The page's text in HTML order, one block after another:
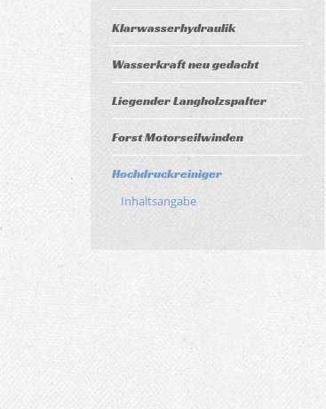
Klarwasserhydraulik
Wasserkraft neu gedacht
Liegender Langholzspalter
Forst Motorseilwinden
Hochdruckreiniger
Inhaltsangabe